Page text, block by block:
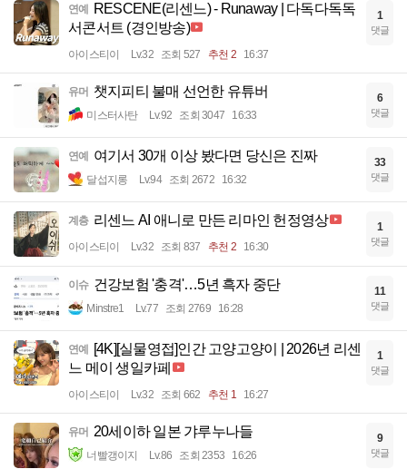
연예
RESCENE(리센느) - Runaway | 다독다독독
서콘서트 (경인방송)
아이스티이 Lv.32 조회 527 추천 2 16:37
1
댓글
유머 챗지피티 불매 선언한 유튜버
미스터사탄 Lv.92 조회 3047 16:33
6
댓글
연예 여기서 30개 이상 봤다면 당신은 진짜
달섭지롱 Lv.94 조회 2672 16:32
33
댓글
계층 리센느 AI 애니로 만든 리마인 헌정영상
아이스티이 Lv.32 조회 837 추천 2 16:30
1
댓글
이슈 건강보험 '충격'…5년 흑자 중단
Minstre1 Lv.77 조회 2769 16:28
11
댓글
연예
[4K][실물영접]인간 고양고양이 | 2026년 리센
느 메이 생일카페
아이스티이 Lv.32 조회 662 추천 1 16:27
1
댓글
유머 20세이하 일본 갸루누나들
너빨갱이지 Lv.86 조회 2353 16:26
9
댓글